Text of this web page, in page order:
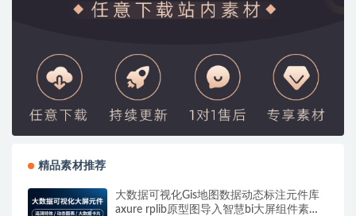
精品素材推荐
大数据可视化Gis地图数据动态标注元件库
axure rplib原型图导入智慧bi大屏组件素材